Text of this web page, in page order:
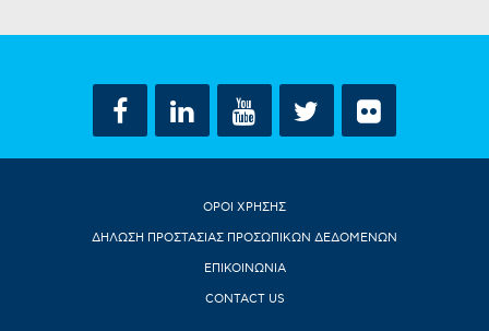
ΟΡΟΙ ΧΡΗΣΗΣ
ΔΗΛΩΣΗ ΠΡΟΣΤΑΣΙΑΣ ΠΡΟΣΩΠΙΚΩΝ ΔΕΔΟΜΕΝΩΝ
ΕΠΙΚΟΙΝΩΝΙΑ
CONTACT US